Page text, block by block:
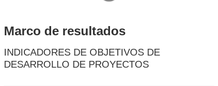
Marco de resultados
INDICADORES DE OBJETIVOS DE
DESARROLLO DE PROYECTOS